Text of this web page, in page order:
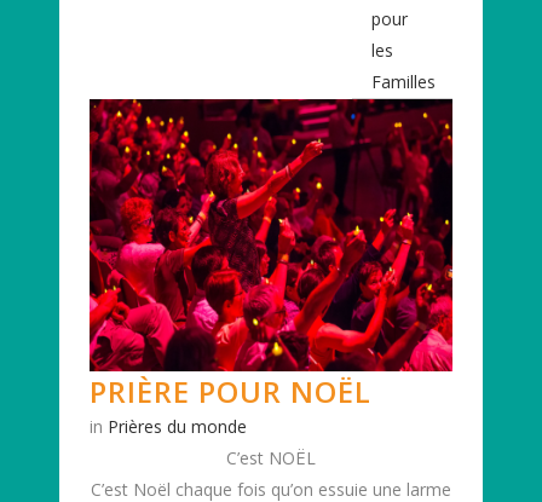
pour
les
Familles
PRIÈRE POUR NOËL
in Prières du monde
C’est NOËL
C’est Noël chaque fois qu’on essuie une larme